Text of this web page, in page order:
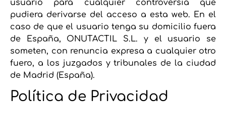
usuario para cualquier controversia que
pudiera derivarse del acceso a esta web. En el
caso de que el usuario tenga su domicilio fuera
de España, ONUTACTIL S.L. y el usuario se
someten, con renuncia expresa a cualquier otro
fuero, a los juzgados y tribunales de la ciudad
de Madrid (España).
Política de Privacidad